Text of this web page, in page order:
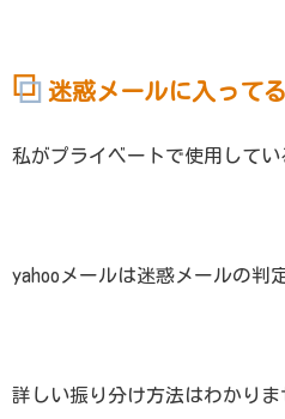
迷惑メールに入ってる
私がプライベートで使用してい
yahooメールは迷惑メールの判
詳しい振り分け方法はわかり